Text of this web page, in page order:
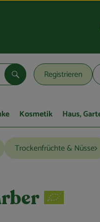
Registrieren
Suchen
Kosmetik Haus,
Trockenfrüchte & Nüsse